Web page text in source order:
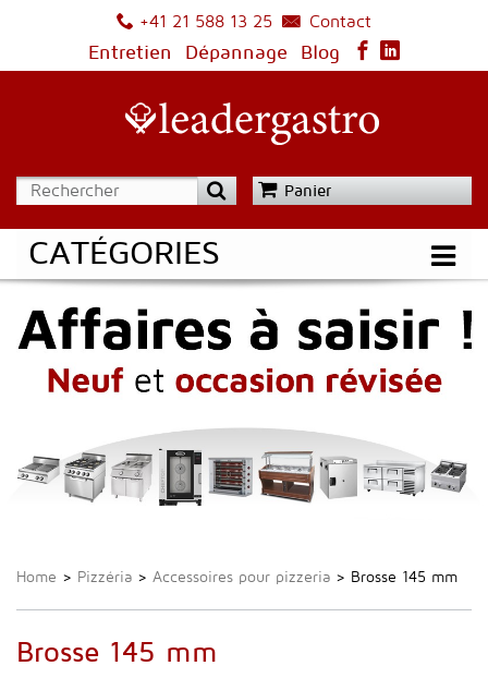
+41 21 588 13 25
Contact
Entretien
Dépannage Blog
Panier
CATÉGORIES
Home > Pizzéria > Accessoires pour pizzeria > Brosse 145 mm
Brosse 145 mm